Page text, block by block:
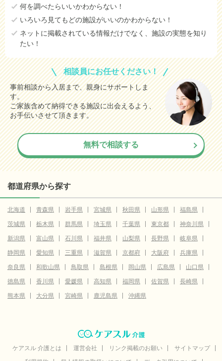
何を調べたらいいかわからない！
いろいろ見てもどの施設がいいのかわからない！
ネットに掲載されている情報だけでなく、施設の実態を知り
たい！
相談員にお任せください！
事前相談から入居まで、親身にサポートしま
す。
ご家族含めて納得できる施設に出会えるよう、
お手伝いさせて頂きます。
無料で相談する
都道府県から探す
北海道 青森県 岩手県 宮城県 秋田県 山形県
福島県
茨城県
栃木県 群馬県 埼玉県 千葉県 東京都
神奈川県
新潟県
富山県 石川県 福井県 山梨県 長野県
岐阜県
静岡県
愛知県 三重県 滋賀県 京都府 大阪府
兵庫県
奈良県
和歌山県 鳥取県 島根県 岡山県 広島県
山口県
徳島県
香川県 愛媛県 高知県 福岡県 佐賀県
長崎県
熊本県
大分県 宮崎県 鹿児島県 沖縄県
ケアスル 介護とは 運営会社 リンク掲載のお願い
サイトマップ